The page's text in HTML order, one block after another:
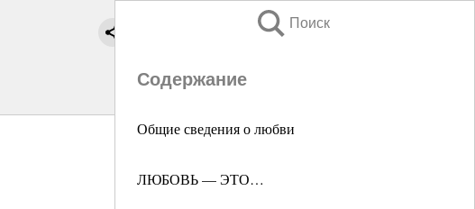
Поиск
Содержание
Общие сведения о любви
ЛЮБОВЬ — ЭТО…